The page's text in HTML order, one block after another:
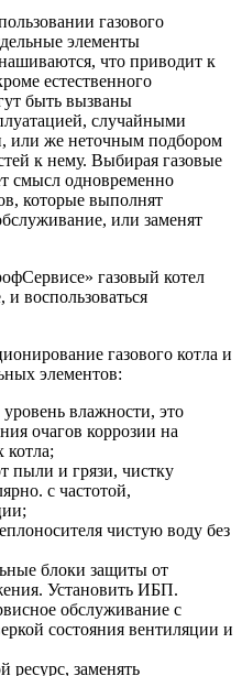
газового
элементы
что приводит к
естественного
быть вызваны
случайными
или же неточным подбором
к нему. Выбирая газовые
смысл одновременно
которые выполнят
или заменят
газовый котел
и воспользоваться
газового котла и
элементов:
влажности, это
очагов коррозии на
пыли и грязи, чистку
с частотой,
чистую воду без
блоки защиты от
Установить ИБП.
обслуживание с
состояния вентиляции и
ресурс, заменять